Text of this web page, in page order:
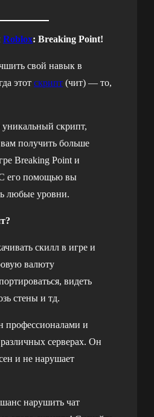
Roblox: Breaking Point!
свой навык в
этот скрипт (чит) — то,
скрипт,
получить больше
Breaking Point и
его помощью вы
любые уровни.
скилл в игре и
валюту
видеть
стены и тд.
профессионалами и
серверах. Он
и не нарушает
нарушить чат